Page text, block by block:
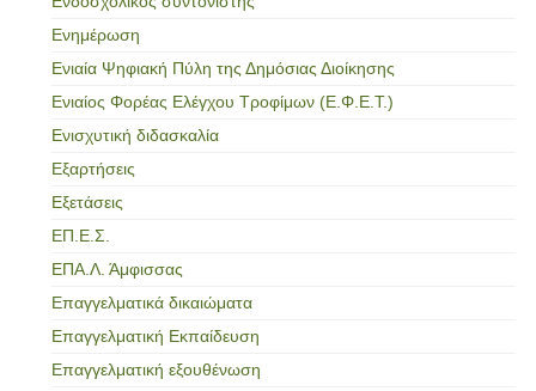
Ενημέρωση
Ενιαία Ψηφιακή Πύλη της Δημόσιας Διοίκησης
Ενιαίος Φορέας Ελέγχου Τροφίμων (Ε.Φ.Ε.Τ.)
Ενισχυτική διδασκαλία
Εξαρτήσεις
Εξετάσεις
ΕΠ.Ε.Σ.
ΕΠΑ.Λ. Άμφισσας
Επαγγελματικά δικαιώματα
Επαγγελματική Εκπαίδευση
Επαγγελματική εξουθένωση